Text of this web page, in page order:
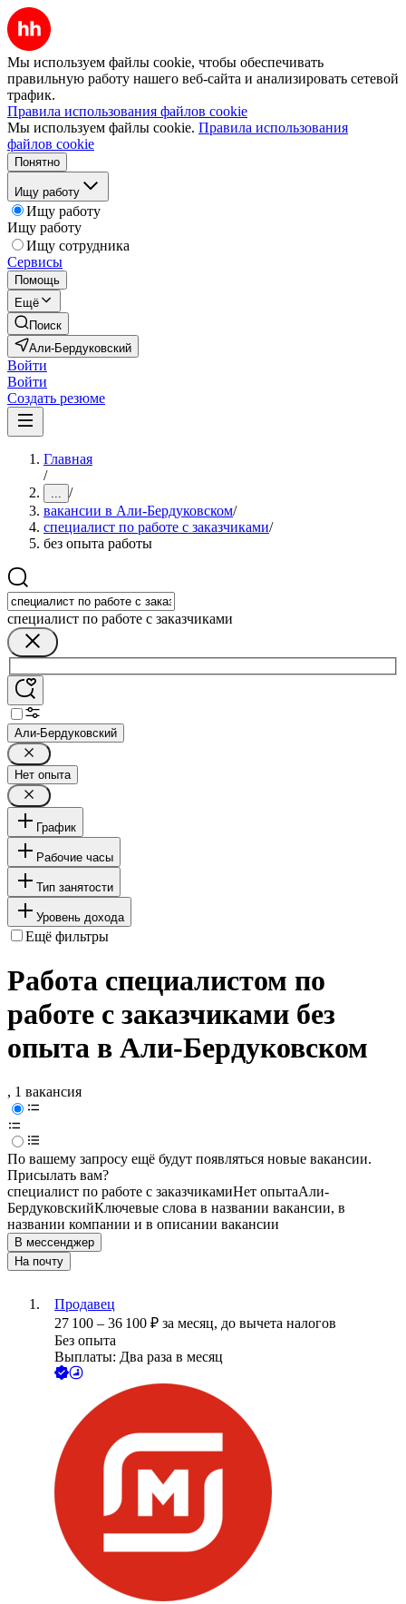
Мы используем файлы cookie, чтобы обеспечивать
правильную работу нашего веб-сайта и анализировать сетевой
трафик.
Правила использования файлов cookie
Мы используем файлы cookie. Правила использования
файлов cookie
Понятно
Ищу работу
Ищу работу
Ищу работу
Ищу сотрудника
Сервисы
Помощь
Ещё
Поиск
Али-Бердуковский
Войти
Войти
Создать резюме
Главная
/
... /
вакансии в Али-Бердуковском/
специалист по работе с заказчиками/
без опыта работы
специалист по работе с заказчиками
Али-Бердуковский
Нет опыта
График
Рабочие часы
Тип занятости
Уровень дохода
Ещё фильтры
Работа специалистом по
работе с заказчиками без
опыта в Али-Бердуковском
, 1 вакансия
По вашему запросу ещё будут появляться новые вакансии.
Присылать вам?
специалист по работе с заказчикамиНет опытаАли-
БердуковскийКлючевые слова в названии вакансии, в
названии компании и в описании вакансии
В мессенджер
На почту
Продавец
27 100 – 36 100 ₽ за месяц, до вычета налогов
Без опыта
Выплаты: Два раза в месяц